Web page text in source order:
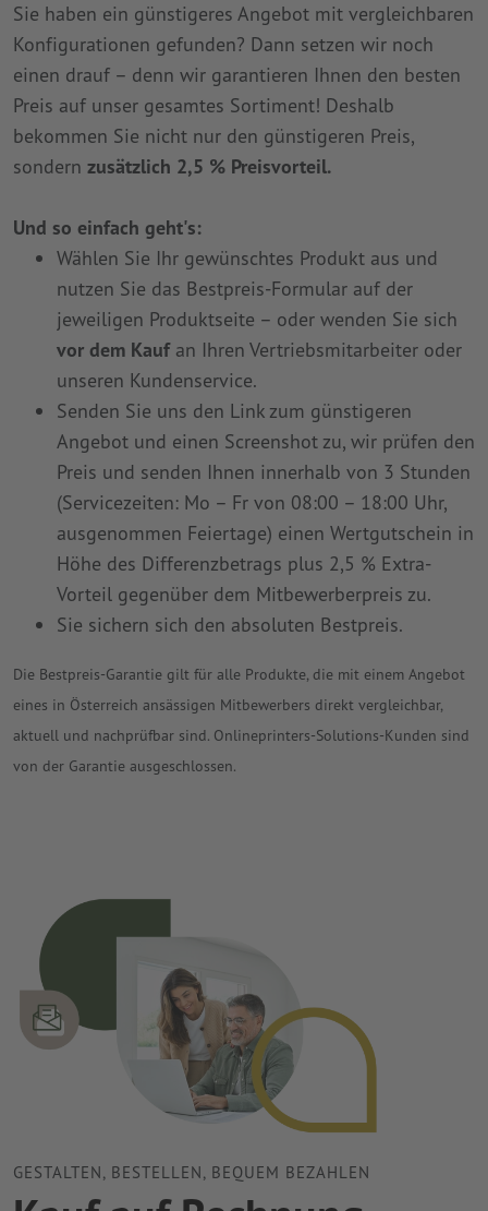
Sie haben ein günstigeres Angebot mit vergleichbaren
Konfigurationen gefunden? Dann setzen wir noch
einen drauf – denn wir garantieren Ihnen den besten
Preis auf unser gesamtes Sortiment! Deshalb
bekommen Sie nicht nur den günstigeren Preis,
sondern zusätzlich 2,5 % Preisvorteil.
Und so einfach geht's:
Wählen Sie Ihr gewünschtes Produkt aus und
nutzen Sie das Bestpreis-Formular auf der
jeweiligen Produktseite – oder wenden Sie sich
vor dem Kaufan Ihren Vertriebsmitarbeiter oder
unseren Kundenservice.
Senden Sie uns den Link zum günstigeren
Angebot und einen Screenshot zu, wir prüfen den
Preis und senden Ihnen innerhalb von 3 Stunden
(Servicezeiten: Mo – Fr von 08:00 – 18:00 Uhr,
ausgenommen Feiertage) einen Wertgutschein in
Höhe des Differenzbetrags plus 2,5 % Extra-
Vorteil gegenüber dem Mitbewerberpreis zu.
Sie sichern sich den absoluten Bestpreis.
Die Bestpreis-Garantie gilt für alle Produkte, die mit einem Angebot
eines in Österreich ansässigen Mitbewerbers direkt vergleichbar,
aktuell und nachprüfbar sind. Onlineprinters-Solutions-Kunden sind
von der Garantie ausgeschlossen.
GESTALTEN, BESTELLEN, BEQUEM BEZAHLEN